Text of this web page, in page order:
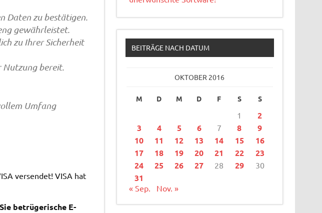
Daten zu bestätigen.
gewährleistet.
zu Ihrer Sicherheit
Nutzung bereit.
Umfang
versendet! VISA hat
betrügerische E-
BEITRÄGE NACH DATUM
OKTOBER 2016
M D M D F S S
1
2
3
4 5 6 7 8
9
10
11 12 13 14 15
16
17
18 19 20 21 22
23
24
25 26 27 28 29 30
31
« Sep. Nov. »